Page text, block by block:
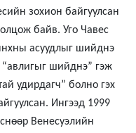
зохион байгуулсан
байв. Уго Чавес
асуудлыг шийднэ
шийднэ” гэж
удирдагч” болно гэх
Ингээд 1999
Венесуэлийн